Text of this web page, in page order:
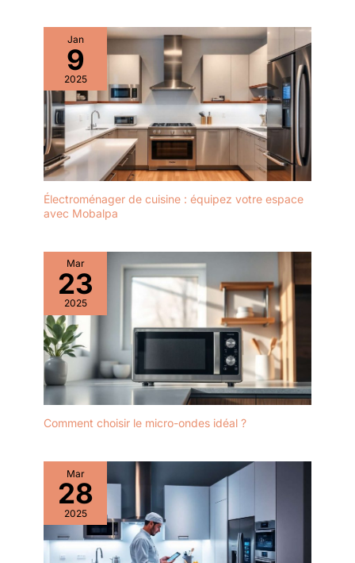
Jan
9
2025
Électroménager de cuisine : équipez votre espace
avec Mobalpa
Mar
23
2025
Comment choisir le micro-ondes idéal ?
Mar
28
2025